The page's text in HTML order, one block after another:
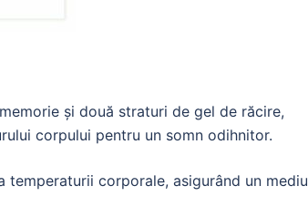
și două straturi de gel de răcire,
corpului pentru un somn odihnitor.
corporale, asigurând un mediu